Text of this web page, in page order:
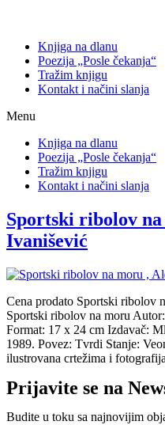
Knjiga na dlanu
Poezija „Posle čekanja“
Tražim knjigu
Kontakt i načini slanja
Menu
Knjiga na dlanu
Poezija „Posle čekanja“
Tražim knjigu
Kontakt i načini slanja
Sportski ribolov
Ivanišević
Cena prodato Sportski ribolov
Sportski ribolov na moru
Format: 17 x 24 cm Izdavač:
1989. Povez: Tvrdi Stanje:
ilustrovana crtežima i
Prijavite se na
Budite u toku sa najnovijim